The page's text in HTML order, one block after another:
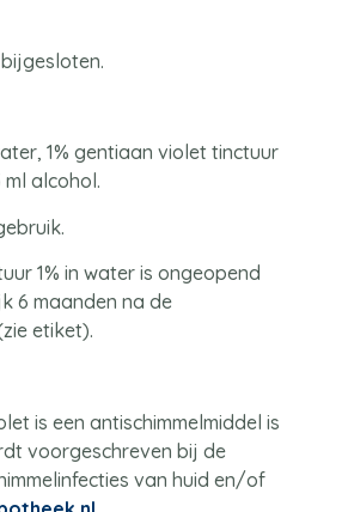
1% gentiaan violet tinctuur
alcohol.
1% in water is ongeopend
6 maanden na de
etiket).
is een antischimmelmiddel is
voorgeschreven bij de
van huid en/of